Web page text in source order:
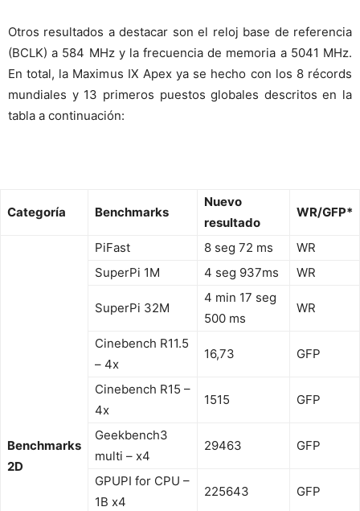
Otros resultados a destacar son el reloj base de referencia
(BCLK) a 584 MHz y la frecuencia de memoria a 5041 MHz.
En total, la Maximus IX Apex ya se hecho con los 8 récords
mundiales y 13 primeros puestos globales descritos en la
tabla a continuación:
Categoría Benchmarks
Nuevo
resultado
WR/GFP*
Benchmarks
2D
PiFast 8 seg 72 ms
WR
SuperPi 1M
4 seg 937ms WR
SuperPi 32M
4 min 17 seg
500 ms
WR
Cinebench R11.5
– 4x
16,73 GFP
Cinebench R15 –
4x
1515 GFP
Geekbench3
multi – x4
29463 GFP
GPUPI for CPU –
1B x4
225643 GFP